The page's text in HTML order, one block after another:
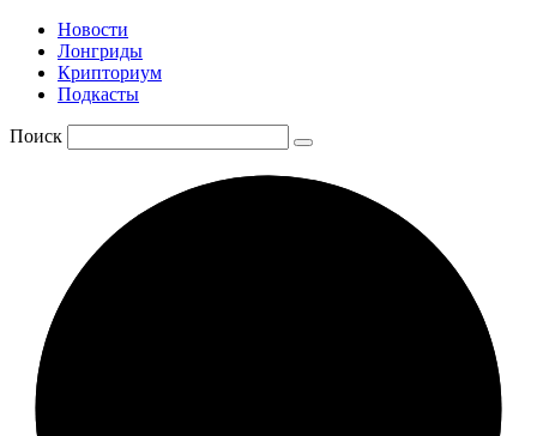
Новости
Лонгриды
Крипториум
Подкасты
Поиск